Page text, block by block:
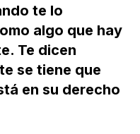
te lo
algo que hay
Te dicen
se tiene que
en su derecho